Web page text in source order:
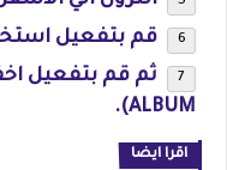
قم بتفعيل
ALBUM).
اقرا ايضا